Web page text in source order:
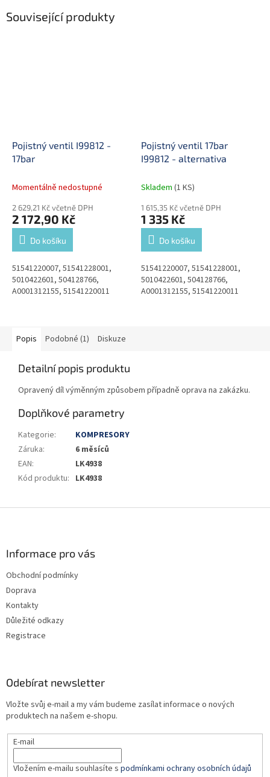
Související produkty
Pojistný ventil I99812 -
17bar
Momentálně nedostupné
2 629,21 Kč včetně DPH
2 172,90 Kč
Do košíku
51541220007, 51541228001,
5010422601, 504128766,
A0001312155, 51541220011
Pojistný ventil 17bar
I99812 - alternativa
Skladem (1 KS)
1 615,35 Kč včetně DPH
1 335 Kč
Do košíku
51541220007, 51541228001,
5010422601, 504128766,
A0001312155, 51541220011
Popis Podobné (1) Diskuze
Detailní popis produktu
Opravený díl výměnným způsobem případně oprava na zakázku.
Doplňkové parametry
Kategorie:
KOMPRESORY
Záruka:
6 měsíců
EAN:
LK4938
Kód produktu: LK4938
Informace pro vás
Obchodní podmínky
Doprava
Kontakty
Důležité odkazy
Registrace
Odebírat newsletter
Vložte svůj e-mail a my vám budeme zasílat informace o nových
produktech na našem e-shopu.
E-mail
Vložením e-mailu souhlasíte s podmínkami ochrany osobních údajů